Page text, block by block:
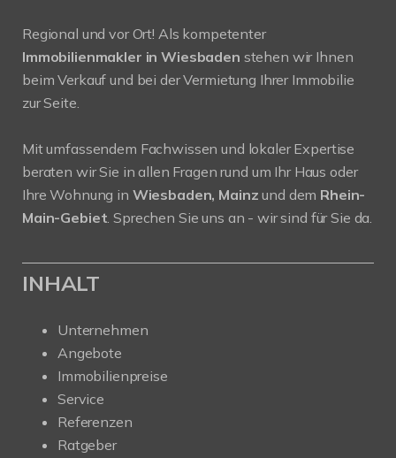
Regional und vor Ort! Als kompetenter
Immobilienmakler in Wiesbaden stehen wir Ihnen
beim Verkauf und bei der Vermietung Ihrer Immobilie
zur Seite.
Mit umfassendem Fachwissen und lokaler Expertise
beraten wir Sie in allen Fragen rund um Ihr Haus oder
Ihre Wohnung in Wiesbaden, Mainzund dem Rhein-
Main-Gebiet. Sprechen Sie uns an - wir sind für Sie da.
INHALT
Unternehmen
Angebote
Immobilienpreise
Service
Referenzen
Ratgeber